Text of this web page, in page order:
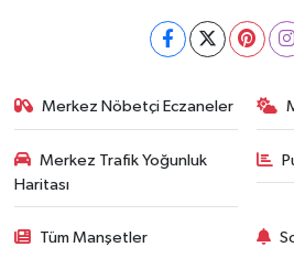
Merkez Nöbetçi Eczaneler
Merkez Trafik Yoğunluk
Haritası
Tüm Manşetler